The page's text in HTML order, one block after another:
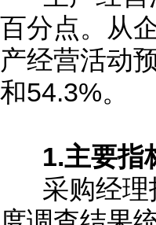
百分点。从
产经营活动
和54.3%。
1.主要指
采购经理